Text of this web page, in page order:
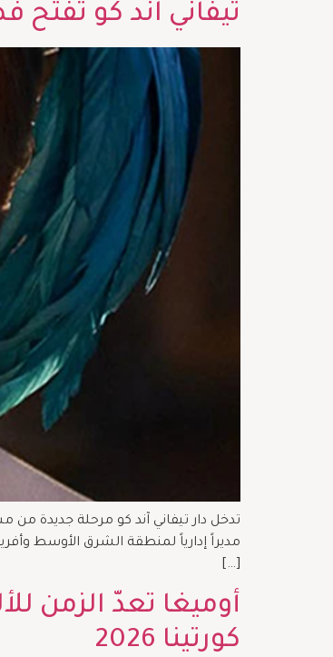
تيفاني آند كو
تدخل دار تيفاني آند كو مرحلة جديدة من
[…]
كورتينا 2026